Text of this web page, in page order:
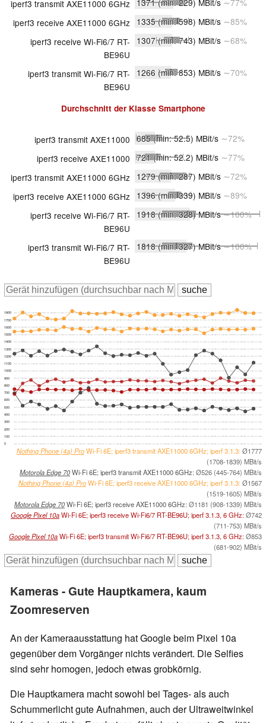
iperf3 transmit AXE11000 6GHz
iperf3 receive AXE11000 6GHz
1335(min: 598) MBit/s ∼85%
iperf3 receive Wi-Fi6/7 RT-
BE96U
1307(min: 743) MBit/s ∼68%
iperf3 transmit Wi-Fi6/7 RT-
BE96U
1266 (min: 853) MBit/s ∼70%
Durchschnitt der Klasse Smartphone
iperf3 transmit AXE11000 685(min: 52.5) MBit/s ∼72%
iperf3 receive AXE11000 721(min: 52.2) MBit/s ∼77%
iperf3 transmit AXE11000 6GHz
1279(min: 287) MBit/s ∼72%
iperf3 receive AXE11000 6GHz
1396(min: 339) MBit/s ∼89%
iperf3 receive Wi-Fi6/7 RT-
BE96U
1918(min: 328)MBit/s∼100%
iperf3 transmit Wi-Fi6/7 RT-
BE96U
1818(min: 327)MBit/s∼100%
0
100
200
300
400
500
600
700
800
900
1000
1100
1200
1300
1400
1500
1600
1700
1800
Nothing Phone (4a) ProWi-Fi 6E; iperf3 transmit AXE11000 6GHz; iperf 3.1.3:Ø1777
(1708-1839) MBit/s
Motorola Edge 70Wi-Fi 6E; iperf3 transmit AXE11000 6GHz: Ø526 (445-764) MBit/s
Nothing Phone (4a) ProWi-Fi 6E; iperf3 receive AXE11000 6GHz; iperf 3.1.3:Ø1567
(1519-1605) MBit/s
Motorola Edge 70Wi-Fi 6E; iperf3 receive AXE11000 6GHz: Ø1181 (908-1339) MBit/s
Google Pixel 10aWi-Fi 6E; iperf3 receive Wi-Fi6/7 RT-BE96U; iperf 3.1.3, 6 GHz:Ø742
(711-753) MBit/s
Google Pixel 10aWi-Fi 6E; iperf3 transmit Wi-Fi6/7 RT-BE96U; iperf 3.1.3, 6 GHz:Ø853
(681-902) MBit/s
Kameras - Gute Hauptkamera, kaum
Zoomreserven
An der Kameraausstattung hat Google beim Pixel 10a
gegenüber dem Vorgänger nichts verändert. Die Selfies
sind sehr homogen, jedoch etwas grobkörnig.
Die Hauptkamera macht sowohl bei Tages- als auch
Schummerlicht gute Aufnahmen, auch der Ultraweitwinkel